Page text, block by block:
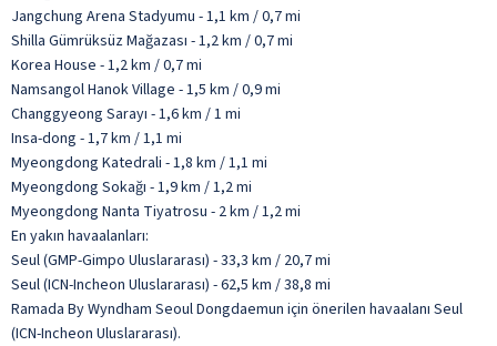
Jangchung Arena Stadyumu - 1,1 km / 0,7 mi
Shilla Gümrüksüz Mağazası - 1,2 km / 0,7 mi
Korea House - 1,2 km / 0,7 mi
Namsangol Hanok Village - 1,5 km / 0,9 mi
Changgyeong Sarayı - 1,6 km / 1 mi
Insa-dong - 1,7 km / 1,1 mi
Myeongdong Katedrali - 1,8 km / 1,1 mi
Myeongdong Sokağı - 1,9 km / 1,2 mi
Myeongdong Nanta Tiyatrosu - 2 km / 1,2 mi
En yakın havaalanları:
Seul (GMP-Gimpo Uluslararası) - 33,3 km / 20,7 mi
Seul (ICN-Incheon Uluslararası) - 62,5 km / 38,8 mi
Ramada By Wyndham Seoul Dongdaemun için önerilen havaalanı Seul
(ICN-Incheon Uluslararası).